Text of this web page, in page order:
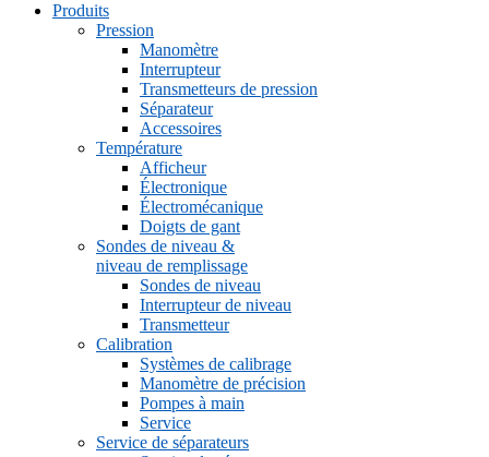
Produits
Pression
Manomètre
Interrupteur
Transmetteurs de pression
Séparateur
Accessoires
Température
Afficheur
Électronique
Électromécanique
Doigts de gant
Sondes de niveau &
niveau de remplissage
Sondes de niveau
Interrupteur de niveau
Transmetteur
Calibration
Systèmes de calibrage
Manomètre de précision
Pompes à main
Service
Service de séparateurs